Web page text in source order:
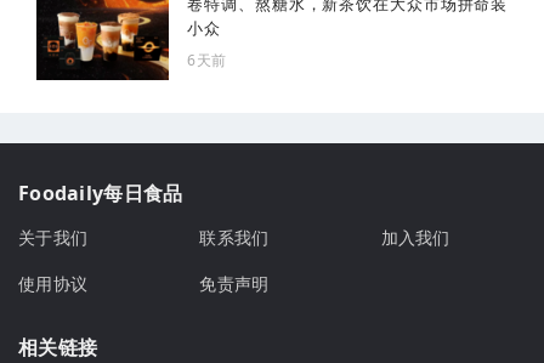
小众
6天前
Foodaily每日食品
关于我们 联系我们
加入我们
使用协议
免责声明
相关链接